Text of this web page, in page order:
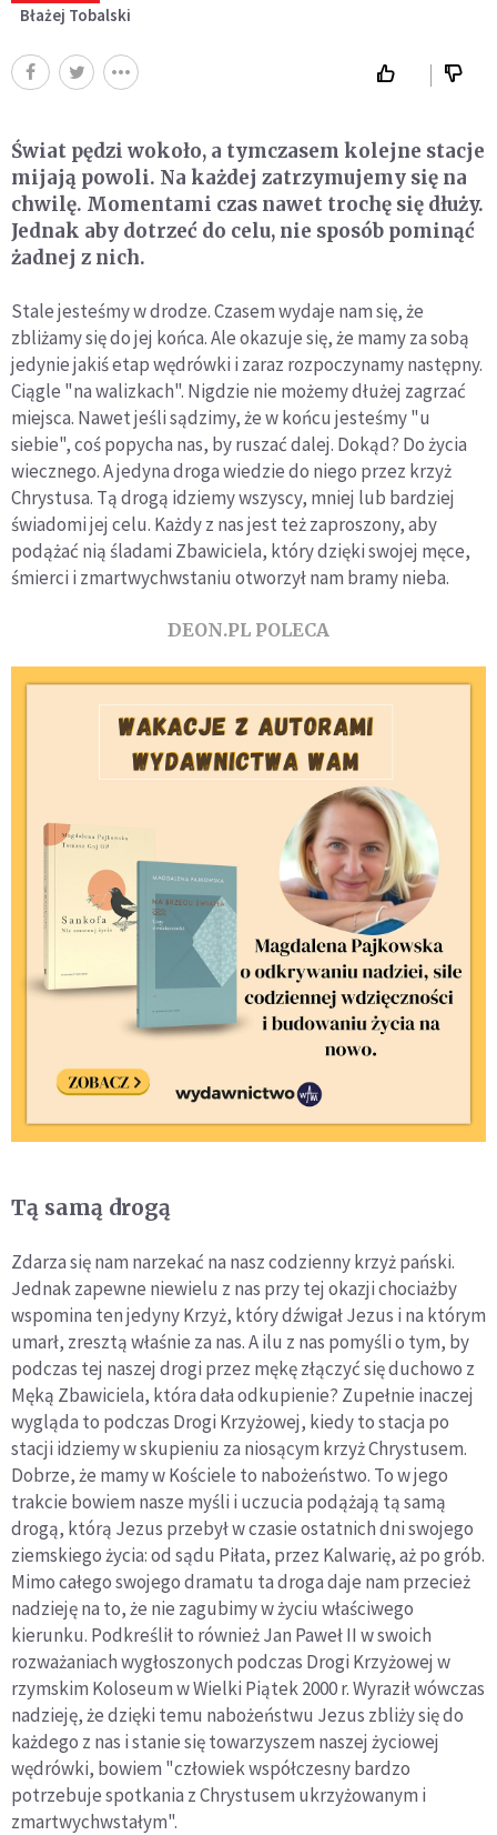
Błażej Tobalski
Świat pędzi wokoło, a tymczasem kolejne stacje
mijają powoli. Na każdej zatrzymujemy się na
chwilę. Momentami czas nawet trochę się dłuży.
Jednak aby dotrzeć do celu, nie sposób pominąć
żadnej z nich.
Stale jesteśmy w drodze. Czasem wydaje nam się, że
zbliżamy się do jej końca. Ale okazuje się, że mamy za sobą
jedynie jakiś etap wędrówki i zaraz rozpoczynamy następny.
Ciągle "na walizkach". Nigdzie nie możemy dłużej zagrzać
miejsca. Nawet jeśli sądzimy, że w końcu jesteśmy "u
siebie", coś popycha nas, by ruszać dalej. Dokąd? Do życia
wiecznego. A jedyna droga wiedzie do niego przez krzyż
Chrystusa. Tą drogą idziemy wszyscy, mniej lub bardziej
świadomi jej celu. Każdy z nas jest też zaproszony, aby
podążać nią śladami Zbawiciela, który dzięki swojej męce,
śmierci i zmartwychwstaniu otworzył nam bramy nieba.
DEON.PL POLECA
Tą samą drogą
Zdarza się nam narzekać na nasz codzienny krzyż pański.
Jednak zapewne niewielu z nas przy tej okazji chociażby
wspomina ten jedyny Krzyż, który dźwigał Jezus i na którym
umarł, zresztą właśnie za nas. A ilu z nas pomyśli o tym, by
podczas tej naszej drogi przez mękę złączyć się duchowo z
Męką Zbawiciela, która dała odkupienie? Zupełnie inaczej
wygląda to podczas Drogi Krzyżowej, kiedy to stacja po
stacji idziemy w skupieniu za niosącym krzyż Chrystusem.
Dobrze, że mamy w Kościele to nabożeństwo. To w jego
trakcie bowiem nasze myśli i uczucia podążają tą samą
drogą, którą Jezus przebył w czasie ostatnich dni swojego
ziemskiego życia: od sądu Piłata, przez Kalwarię, aż po grób.
Mimo całego swojego dramatu ta droga daje nam przecież
nadzieję na to, że nie zagubimy w życiu właściwego
kierunku. Podkreślił to również Jan Paweł II w swoich
rozważaniach wygłoszonych podczas Drogi Krzyżowej w
rzymskim Koloseum w Wielki Piątek 2000 r. Wyraził wówczas
nadzieję, że dzięki temu nabożeństwu Jezus zbliży się do
każdego z nas i stanie się towarzyszem naszej życiowej
wędrówki, bowiem "człowiek współczesny bardzo
potrzebuje spotkania z Chrystusem ukrzyżowanym i
zmartwychwstałym".